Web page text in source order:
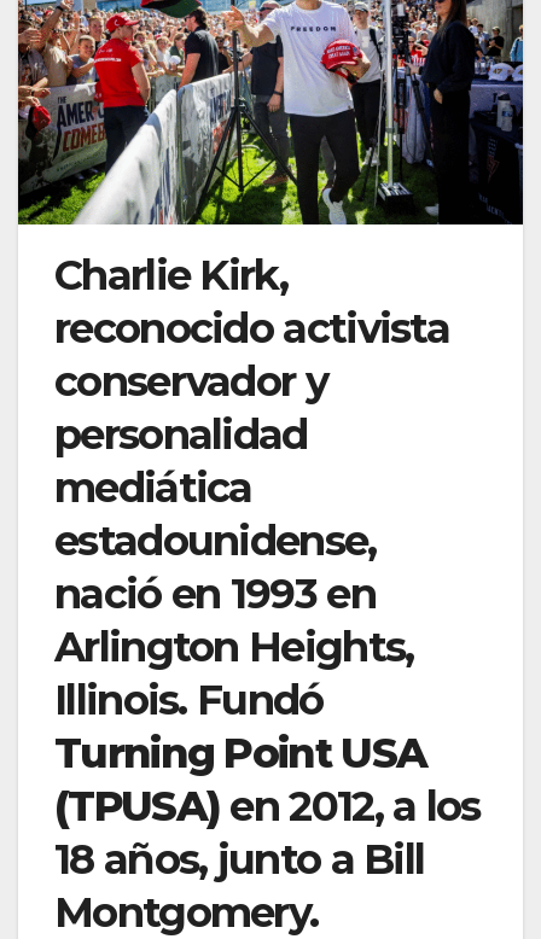
Charlie Kirk,
reconocido activista
conservador y
personalidad
mediática
estadounidense,
nació en 1993 en
Arlington Heights,
Illinois. Fundó
Turning Point USA
(TPUSA) en 2012, a los
18 años, junto a Bill
Montgomery.